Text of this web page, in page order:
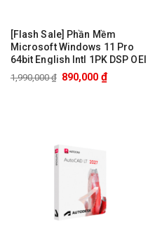
[Flash Sale] Phần Mềm
Microsoft Windows 11 Pro
64bit English Intl 1PK DSP OEI
DVD (FQC-10528) – Nhập
Khẩu
1,990,000₫ 890,000 ₫